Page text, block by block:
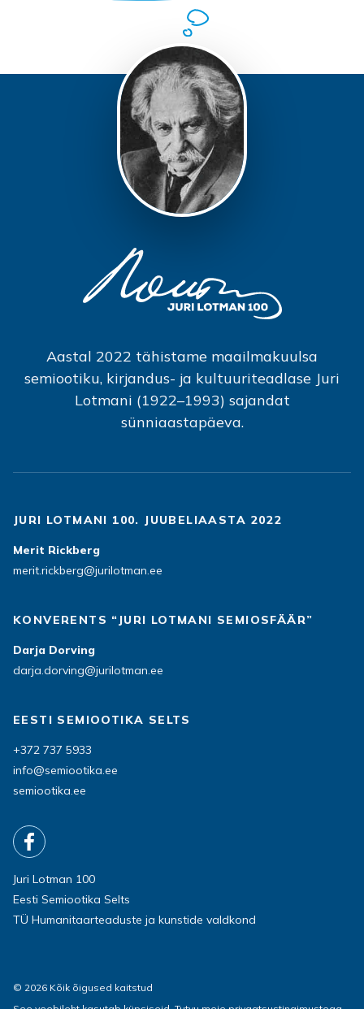
Aastal 2022 tähistame maailmakuulsa
semiootiku, kirjandus- ja kultuuriteadlase Juri
Lotmani (1922–1993) sajandat
sünniaastapäeva.
JURI LOTMANI 100. JUUBELIAASTA 2022
Merit Rickberg
merit.rickberg@jurilotman.ee
KONVERENTS “JURI LOTMANI SEMIOSFÄÄR”
Darja Dorving
darja.dorving@jurilotman.ee
EESTI SEMIOOTIKA SELTS
+372 737 5933
info@semiootika.ee
semiootika.ee
Juri Lotman 100
Eesti Semiootika Selts
TÜ Humanitaarteaduste ja kunstide valdkond
© 2026 Kõik õigused kaitstud